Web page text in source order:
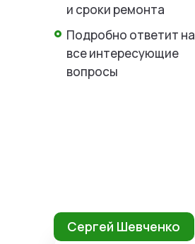
Подробно ответит на
все интересующие
вопросы
и сроки ремонта
Сергей Шевченко